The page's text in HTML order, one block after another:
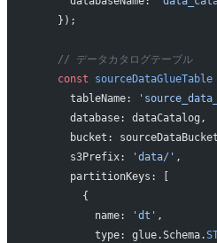
    });
    // データカタログテーブル
    const
sourceDataGlueTable
      tableName:
      database: dataCatalog,
bucket:
      s3Prefix:
'data/' ,
      partitionKeys: [
        {
          name:
'dt' ,
          type: glue.Schema.